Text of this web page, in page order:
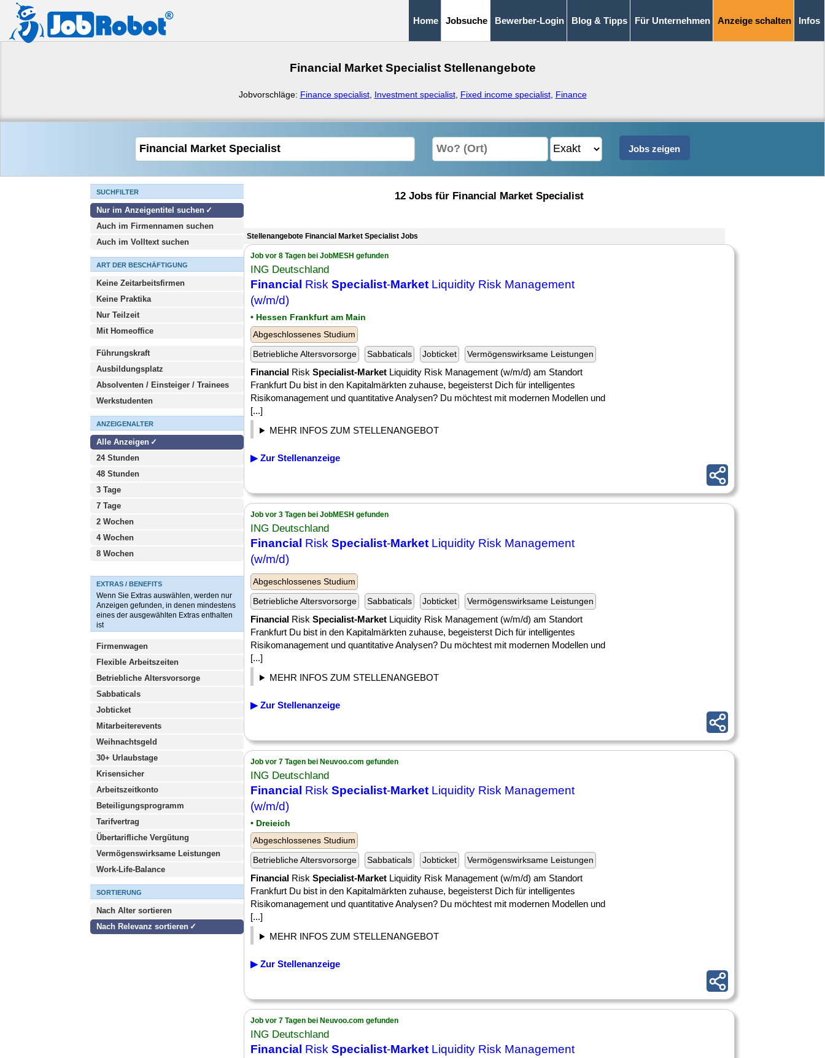
Home Jobsuche Bewerber-Login Blog & Tipps Für Unternehmen Anzeige schalten Infos
Financial Market Specialist Stellenangebote
Jobvorschläge: Finance specialist, Investment specialist, Fixed income specialist, Finance
SUCHFILTER
Nur im Anzeigentitel suchen
Auch im Firmennamen suchen
Auch im Volltext suchen
ART DER BESCHÄFTIGUNG
Keine Zeitarbeitsfirmen
Keine Praktika
Nur Teilzeit
Mit Homeoffice
Führungskraft
Ausbildungsplatz
Absolventen / Einsteiger / Trainees
Werkstudenten
ANZEIGENALTER
Alle Anzeigen
24 Stunden
48 Stunden
3 Tage
7 Tage
2 Wochen
4 Wochen
8 Wochen
EXTRAS / BENEFITS
Wenn Sie Extras auswählen, werden nur
Anzeigen gefunden, in denen mindestens
eines der ausgewählten Extras enthalten
ist
Firmenwagen
Flexible Arbeitszeiten
Betriebliche Altersvorsorge
Sabbaticals
Jobticket
Mitarbeiterevents
Weihnachtsgeld
30+ Urlaubstage
Krisensicher
Arbeitszeitkonto
Beteiligungsprogramm
Tarifvertrag
Übertarifliche Vergütung
Vermögenswirksame Leistungen
Work-Life-Balance
SORTIERUNG
Nach Alter sortieren
Nach Relevanz sortieren
12 Jobs für Financial Market Specialist
Stellenangebote Financial Market Specialist Jobs
Job vor 8 Tagen bei JobMESH gefunden
ING Deutschland
Financial Risk Specialist-Market Liquidity Risk Management
(w/m/d)
• Hessen Frankfurt am Main
Abgeschlossenes Studium
Betriebliche Altersvorsorge
Sabbaticals Jobticket Vermögenswirksame Leistungen
Financial Risk Specialist-Market Liquidity Risk Management (w/m/d) am Standort
Frankfurt Du bist in den Kapitalmärkten zuhause, begeisterst Dich für intelligentes
Risikomanagement und quantitative Analysen? Du möchtest mit modernen Modellen und
[...]
MEHR INFOS ZUM STELLENANGEBOT
▶ Zur Stellenanzeige
Job vor 3 Tagen bei JobMESH gefunden
ING Deutschland
Financial Risk Specialist-Market Liquidity Risk Management
(w/m/d)
Abgeschlossenes Studium
Betriebliche Altersvorsorge
Sabbaticals Jobticket Vermögenswirksame Leistungen
Financial Risk Specialist-Market Liquidity Risk Management (w/m/d) am Standort
Frankfurt Du bist in den Kapitalmärkten zuhause, begeisterst Dich für intelligentes
Risikomanagement und quantitative Analysen? Du möchtest mit modernen Modellen und
[...]
MEHR INFOS ZUM STELLENANGEBOT
▶ Zur Stellenanzeige
Job vor 7 Tagen bei Neuvoo.com gefunden
ING Deutschland
Financial Risk Specialist-Market Liquidity Risk Management
(w/m/d)
• Dreieich
Abgeschlossenes Studium
Betriebliche Altersvorsorge
Sabbaticals Jobticket Vermögenswirksame Leistungen
Financial Risk Specialist-Market Liquidity Risk Management (w/m/d) am Standort
Frankfurt Du bist in den Kapitalmärkten zuhause, begeisterst Dich für intelligentes
Risikomanagement und quantitative Analysen? Du möchtest mit modernen Modellen und
[...]
MEHR INFOS ZUM STELLENANGEBOT
▶ Zur Stellenanzeige
Job vor 7 Tagen bei Neuvoo.com gefunden
ING Deutschland
Financial Risk Specialist-Market Liquidity Risk Management